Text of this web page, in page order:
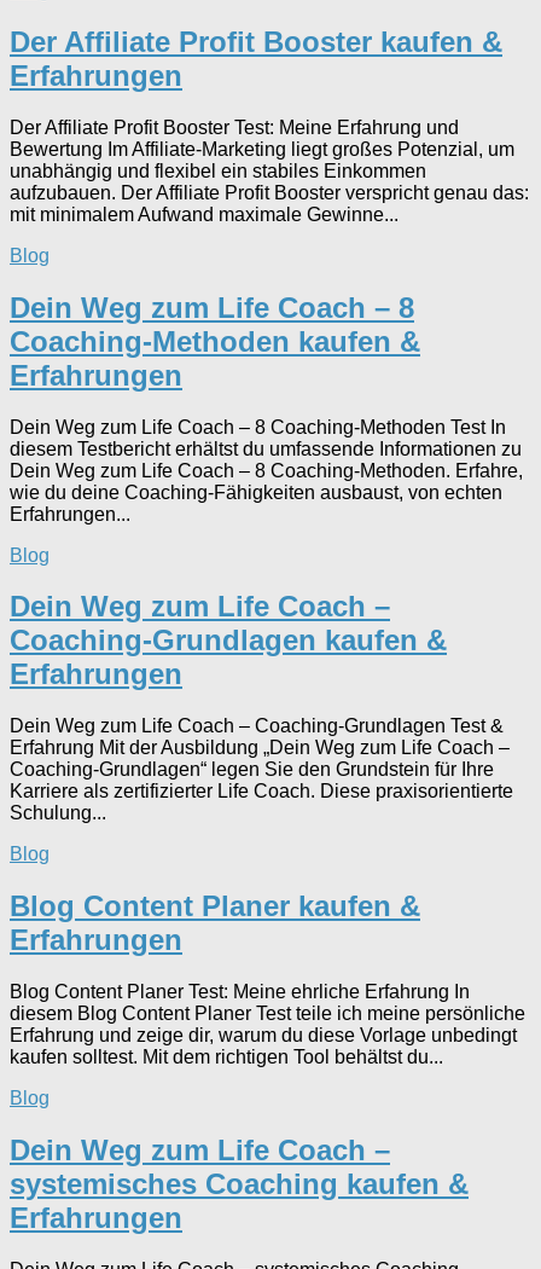
Der Affiliate Profit Booster kaufen &
Erfahrungen
Der Affiliate Profit Booster Test: Meine Erfahrung und
Bewertung Im Affiliate-Marketing liegt großes Potenzial, um
unabhängig und flexibel ein stabiles Einkommen
aufzubauen. Der Affiliate Profit Booster verspricht genau das:
mit minimalem Aufwand maximale Gewinne...
Blog
Dein Weg zum Life Coach – 8
Coaching-Methoden kaufen &
Erfahrungen
Dein Weg zum Life Coach – 8 Coaching-Methoden Test In
diesem Testbericht erhältst du umfassende Informationen zu
Dein Weg zum Life Coach – 8 Coaching-Methoden. Erfahre,
wie du deine Coaching-Fähigkeiten ausbaust, von echten
Erfahrungen...
Blog
Dein Weg zum Life Coach –
Coaching-Grundlagen kaufen &
Erfahrungen
Dein Weg zum Life Coach – Coaching-Grundlagen Test &
Erfahrung Mit der Ausbildung „Dein Weg zum Life Coach –
Coaching-Grundlagen“ legen Sie den Grundstein für Ihre
Karriere als zertifizierter Life Coach. Diese praxisorientierte
Schulung...
Blog
Blog Content Planer kaufen &
Erfahrungen
Blog Content Planer Test: Meine ehrliche Erfahrung In
diesem Blog Content Planer Test teile ich meine persönliche
Erfahrung und zeige dir, warum du diese Vorlage unbedingt
kaufen solltest. Mit dem richtigen Tool behältst du...
Blog
Dein Weg zum Life Coach –
systemisches Coaching kaufen &
Erfahrungen